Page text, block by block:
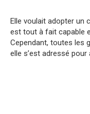
Elle voulait adopter un
est tout à fait capable
Cependant, toutes les
elle s’est adressé pour